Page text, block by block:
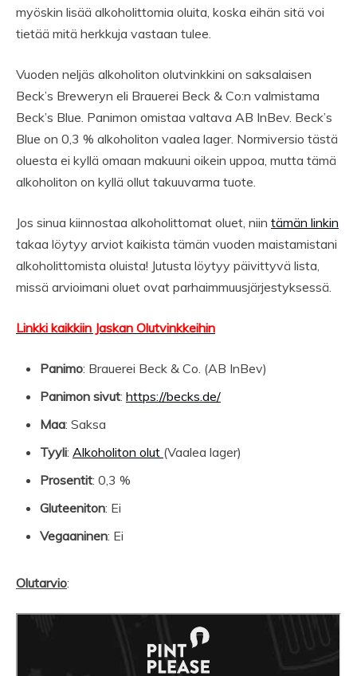
myöskin lisää alkoholittomia oluita, koska eihän sitä voi
tietää mitä herkkuja vastaan tulee.
Vuoden neljäs alkoholiton olutvinkkini on saksalaisen
Beck’s Breweryn eli Brauerei Beck & Co:n valmistama
Beck’s Blue. Panimon omistaa valtava AB InBev. Beck’s
Blue on 0,3 % alkoholiton vaalea lager. Normiversio tästä
oluesta ei kyllä omaan makuuni oikein uppoa, mutta tämä
alkoholiton on kyllä ollut takuuvarma tuote.
Jos sinua kiinnostaa alkoholittomat oluet, niin tämän linkin
takaa löytyy arviot kaikista tämän vuoden maistamistani
alkoholittomista oluista! Jutusta löytyy päivittyvä lista,
missä arvioimani oluet ovat parhaimmuusjärjestyksessä.
Linkki kaikkiin Jaskan Olutvinkkeihin
Panimo: Brauerei Beck & Co. (AB InBev)
Panimon sivut: https://becks.de/
Maa: Saksa
Tyyli: Alkoholiton olut (Vaalea lager)
Prosentit: 0,3 %
Gluteeniton: Ei
Vegaaninen: Ei
Olutarvio: